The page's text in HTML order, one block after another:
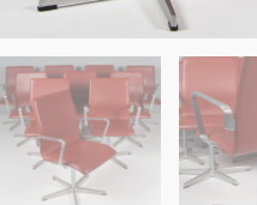
stole